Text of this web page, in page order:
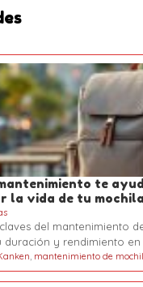
te
la vida de tu mochila
del mantenimiento
duración y rendimiento en
, mantenimiento de